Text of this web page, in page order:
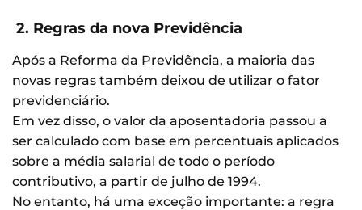
2. Regras da nova Previdência
Após a Reforma da Previdência, a maioria das
novas regras também deixou de utilizar o fator
previdenciário.
Em vez disso, o valor da aposentadoria passou a
ser calculado com base em percentuais aplicados
sobre a média salarial de todo o período
contributivo, a partir de julho de 1994.
No entanto, há uma exceção importante: a regra